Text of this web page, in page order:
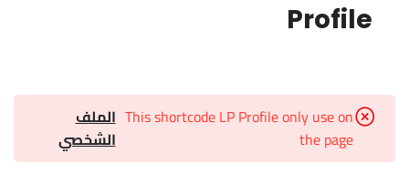
Profile
This shortcode LP Profile only use on
the page
الملف
الشخصي